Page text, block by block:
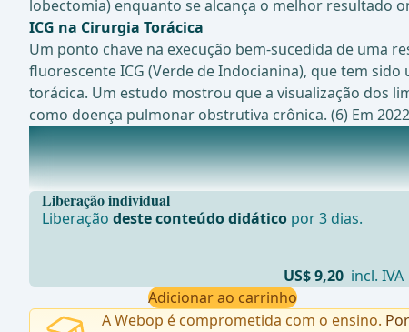
lobectomia) enquanto se alcança o melhor resultado
ICG na Cirurgia Torácica
Um ponto chave na execução bem-sucedida de uma
fluorescente ICG (Verde de Indocianina), que tem
torácica. Um estudo mostrou que a visualização dos
como doença pulmonar obstrutiva crônica. (6) Em
Estudos em andamento sobre este tópico
Um ensaio confirmat&#xF3;rio n&#xE3;o
Liberação individual
Liberaçãodeste conteúdo didático por 3 dias.
US$ 9,20 incl. IVA
Adicionar ao carrinho
A Webop é comprometida com o ensino.